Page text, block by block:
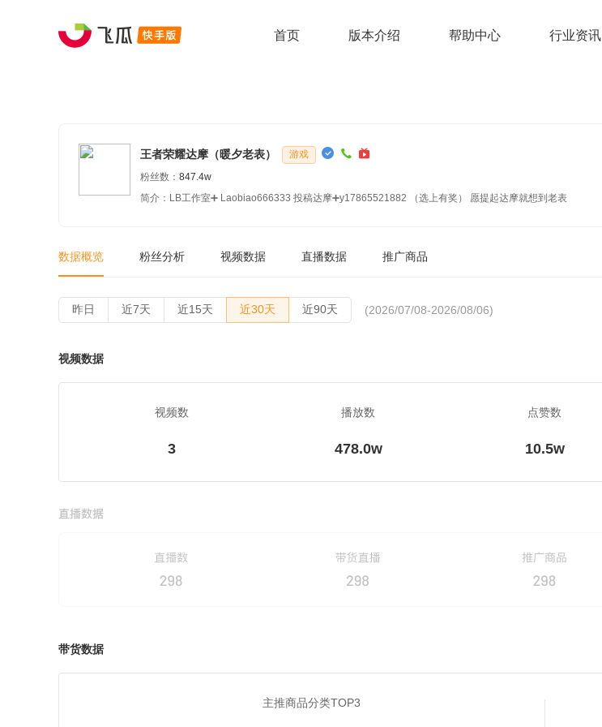
首页 版本介绍 帮助中心 行业资讯
王者荣耀达摩（暖夕老表）
游戏
粉丝数： 847.4w
简介：LB工作室➕ Laobiao666333 投稿达摩➕y17865521882 （选上有奖） 愿提起达摩就想到老表
数据概览 粉丝分析 视频数据 直播数据 推广商品
昨日 近7天 近15天 近30天 近90天 (2026/07/08-2026/08/06)
视频数据
视频数
3
播放数
478.0w
点赞数
10.5w
带货数据
主推商品分类TOP3